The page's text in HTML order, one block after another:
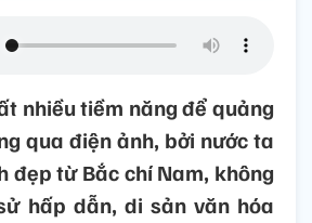
nhiều tiềm năng để quảng
qua điện ảnh, bởi nước ta
đẹp từ Bắc chí Nam, không
hấp dẫn, di sản văn hóa